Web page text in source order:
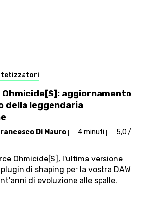
Ohmicide[S]: aggiornamento
della leggendaria
Di Mauro 4 minuti
5,0 /
Ohmicide[S], l'ultima versione
di shaping per la vostra DAW
di evoluzione alle spalle.